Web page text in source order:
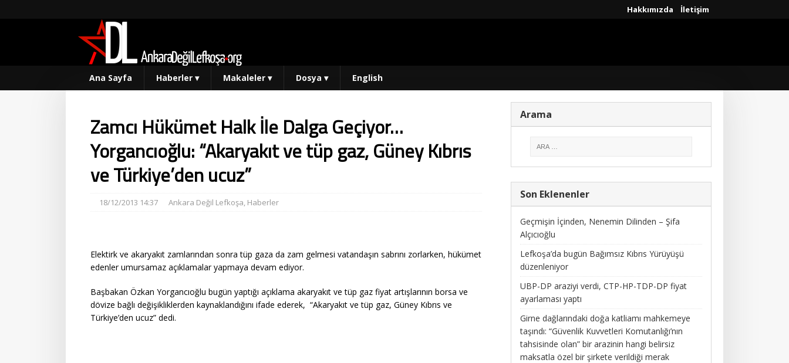
Hakkımızda İletişim
Ana Sayfa Haberler ▾ Makaleler ▾ Dosya ▾ English
Zamcı Hükümet Halk İle Dalga Geçiyor…
Yorgancıoğlu: “Akaryakıt ve tüp gaz, Güney Kıbrıs
ve Türkiye’den ucuz”
18/12/2013 14:37 Ankara Değil Lefkoşa, Haberler
Elektirk ve akaryakıt zamlarından sonra tüp gaza da zam gelmesi vatandaşın sabrını zorlarken, hükümet
edenler umursamaz açıklamalar yapmaya devam ediyor.
Başbakan Özkan Yorgancıoğlu bugün yaptığı açıklama akaryakıt ve tüp gaz fiyat artışlarının borsa ve
dövize bağlı değişikliklerden kaynaklandığını ifade ederek, “Akaryakıt ve tüp gaz, Güney Kıbrıs ve
Türkiye’den ucuz” dedi.
Arama
Son Eklenenler
Geçmişin İçinden, Nenemin Dilinden – Şifa
Alçıcıoğlu
Lefkoşa’da bugün Bağımsız Kıbrıs Yürüyüşü
düzenleniyor
UBP-DP araziyi verdi, CTP-HP-TDP-DP fiyat
ayarlaması yaptı
Girne dağlarındaki doğa katliamı mahkemeye
taşındı: “Güvenlik Kuvvetleri Komutanlığı’nın
tahsisinde olan” bir arazinin hangi belirsiz
maksatla özel bir şirkete verildiği merak